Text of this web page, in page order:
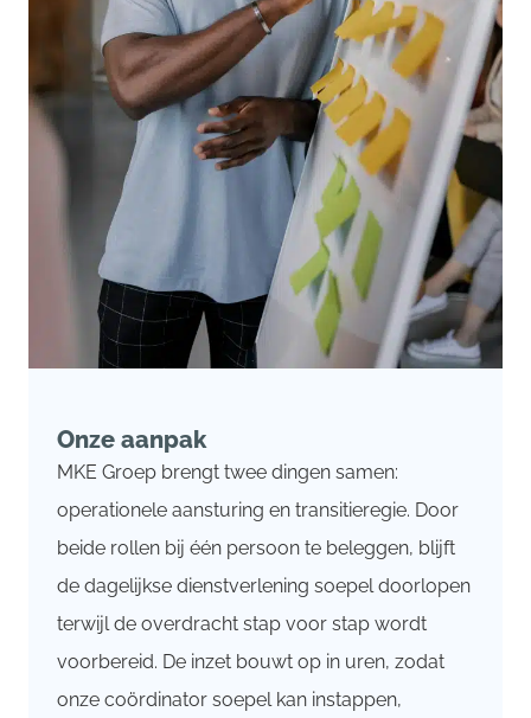
Onze aanpak
MKE Groep brengt twee dingen samen:
operationele aansturing en transitieregie. Door
beide rollen bij één persoon te beleggen, blijft
de dagelijkse dienstverlening soepel doorlopen
terwijl de overdracht stap voor stap wordt
voorbereid. De inzet bouwt op in uren, zodat
onze coördinator soepel kan instappen,